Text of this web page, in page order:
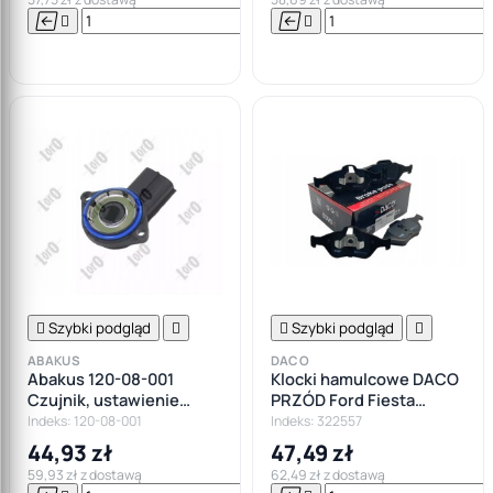
  

 
 Szybki podgląd 
ABAKUS
Abakus 120-08-001
Czujnik, ustawienie
przepustnicy
Indeks: 120-08-001
44,93 zł
59,93 zł z dostawą
 Szybki podgląd 
DACO
Klocki hamulcowe DACO
PRZÓD Ford Fiesta
Mazda2 ABS
Indeks: 322557
47,49 zł
62,49 zł z dostawą